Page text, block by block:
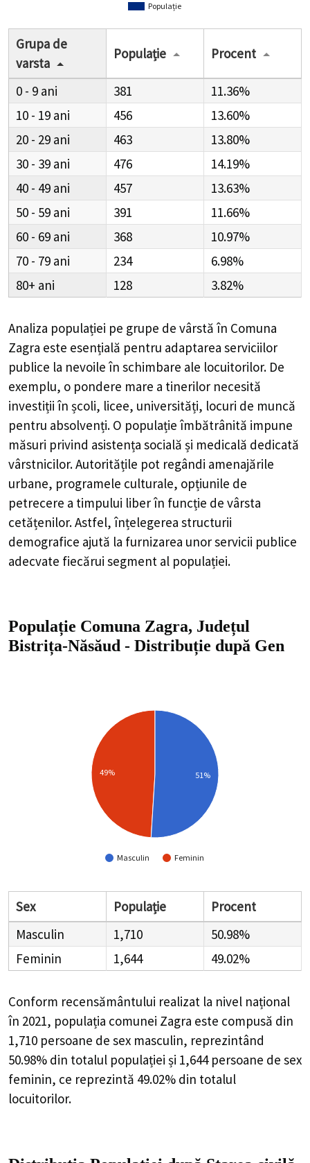
Populație
Grupa de
varsta
Populație Procent
0 - 9 381
11.36%
10 - 19
456
13.60%
20 - 29
463
13.80%
30 - 39
476
14.19%
40 - 49
457
13.63%
50 - 59
391
11.66%
60 - 69
368
10.97%
70 - 79
234
6.98%
80+
128 3.82%
Analiza populației pe grupe de vârstă în Comuna
Zagra este esențială pentru adaptarea serviciilor
publice la nevoile în schimbare ale locuitorilor. De
exemplu, o pondere mare a tinerilor necesită
investiții în școli, licee, universități, locuri de muncă
pentru absolvenți. O populație îmbătrânită impune
măsuri privind asistența socială și medicală dedicată
vârstnicilor. Autoritățile pot regândi amenajările
urbane, programele culturale, opțiunile de
petrecere a timpului liber în funcție de vârsta
cetățenilor. Astfel, înțelegerea structurii
demografice ajută la furnizarea unor servicii publice
adecvate fiecărui segment al populației.
Populație Comuna Zagra, Județul
Bistrița-Năsăud - Distribuție după Gen
Masculin Feminin
49% 51%
Sex Populație
Procent
Masculin
1,710
50.98%
Feminin
1,644 49.02%
Conform recensământului realizat la nivel național
în 2021, populația comunei Zagra este compusă din
1,710 persoane de sex masculin, reprezintând
50.98% din totalul populației și 1,644 persoane de sex
feminin, ce reprezintă 49.02% din totalul
locuitorilor.